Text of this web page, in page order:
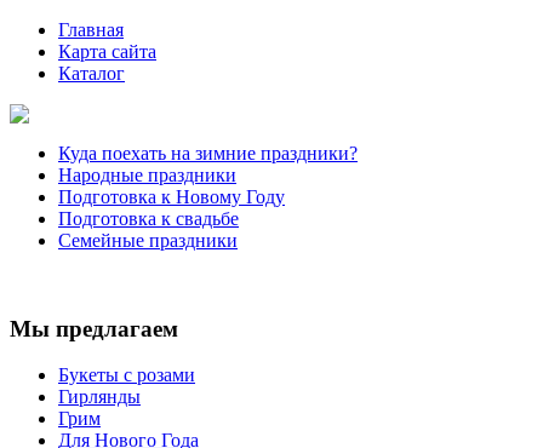
Главная
Карта сайта
Каталог
Куда поехать на зимние праздники?
Народные праздники
Подготовка к Новому Году
Подготовка к свадьбе
Семейные праздники
Мы предлагаем
Букеты с розами
Гирлянды
Грим
Для Нового Года